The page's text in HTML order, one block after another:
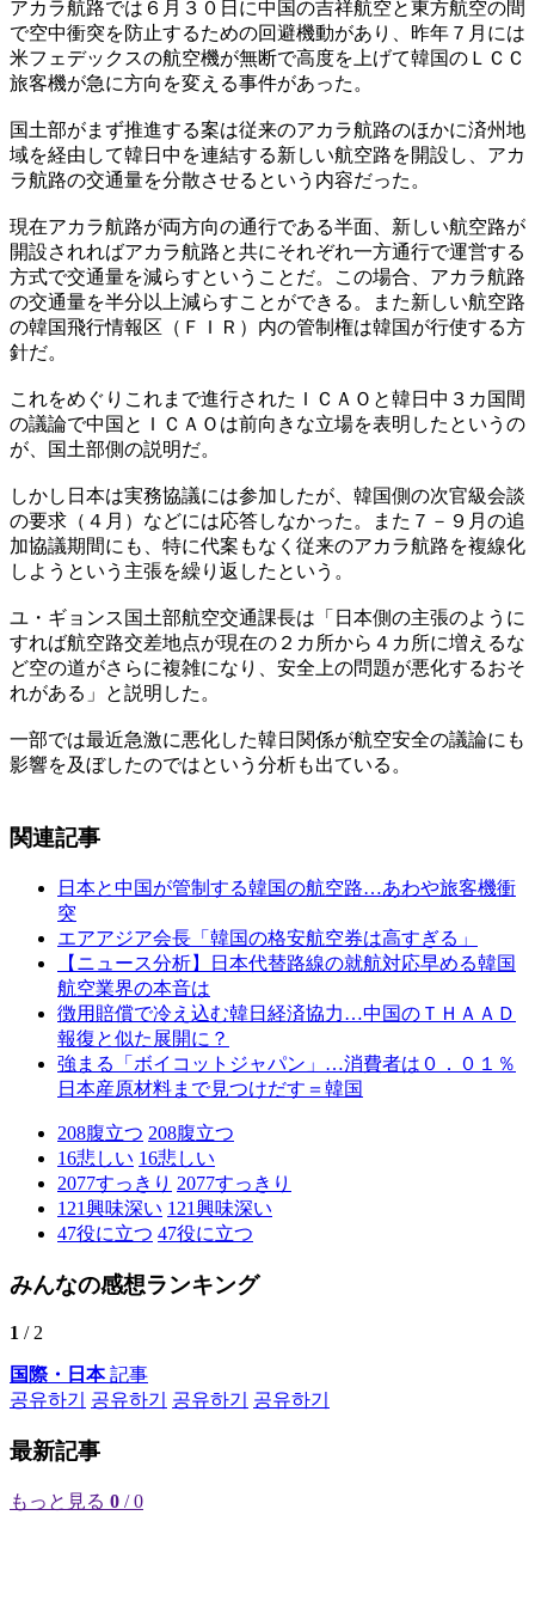
アカラ航路では６月３０日に中国の吉祥航空と東方航空の間
で空中衝突を防止するための回避機動があり、昨年７月には
米フェデックスの航空機が無断で高度を上げて韓国のＬＣＣ
旅客機が急に方向を変える事件があった。
国土部がまず推進する案は従来のアカラ航路のほかに済州地
域を経由して韓日中を連結する新しい航空路を開設し、アカ
ラ航路の交通量を分散させるという内容だった。
現在アカラ航路が両方向の通行である半面、新しい航空路が
開設されればアカラ航路と共にそれぞれ一方通行で運営する
方式で交通量を減らすということだ。この場合、アカラ航路
の交通量を半分以上減らすことができる。また新しい航空路
の韓国飛行情報区（ＦＩＲ）内の管制権は韓国が行使する方
針だ。
これをめぐりこれまで進行されたＩＣＡＯと韓日中３カ国間
の議論で中国とＩＣＡＯは前向きな立場を表明したというの
が、国土部側の説明だ。
しかし日本は実務協議には参加したが、韓国側の次官級会談
の要求（４月）などには応答しなかった。また７－９月の追
加協議期間にも、特に代案もなく従来のアカラ航路を複線化
しようという主張を繰り返したという。
ユ・ギョンス国土部航空交通課長は「日本側の主張のように
すれば航空路交差地点が現在の２カ所から４カ所に増えるな
ど空の道がさらに複雑になり、安全上の問題が悪化するおそ
れがある」と説明した。
一部では最近急激に悪化した韓日関係が航空安全の議論にも
影響を及ぼしたのではという分析も出ている。
関連記事
日本と中国が管制する韓国の航空路…あわや旅客機衝
突
エアアジア会長「韓国の格安航空券は高すぎる」
【ニュース分析】日本代替路線の就航対応早める韓国
航空業界の本音は
徴用賠償で冷え込む韓日経済協力…中国のＴＨＡＡＤ
報復と似た展開に？
強まる「ボイコットジャパン」…消費者は０．０１％
日本産原材料まで見つけだす＝韓国
208腹立つ 208腹立つ
16悲しい 16悲しい
2077すっきり 2077すっきり
121興味深い 121興味深い
47役に立つ 47役に立つ
みんなの感想ランキング
1 / 2
国際・日本記事
공유하기
공유하기 공유하기 공유하기
最新記事
もっと見る 0 / 0